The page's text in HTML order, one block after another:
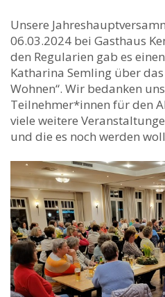
Unsere
06.03.2024 bei Gasthaus
den Regularien gab es
Katharina Semling über das
Wohnen“. Wir bedanken
Teilnehmer*innen für den
viele weitere
und die es noch werden